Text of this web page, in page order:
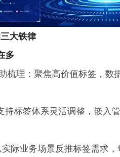
大铁律
多
梳理：聚焦高价值标签，数
持标签体系灵活调整，嵌入
际业务场景反推标签需求